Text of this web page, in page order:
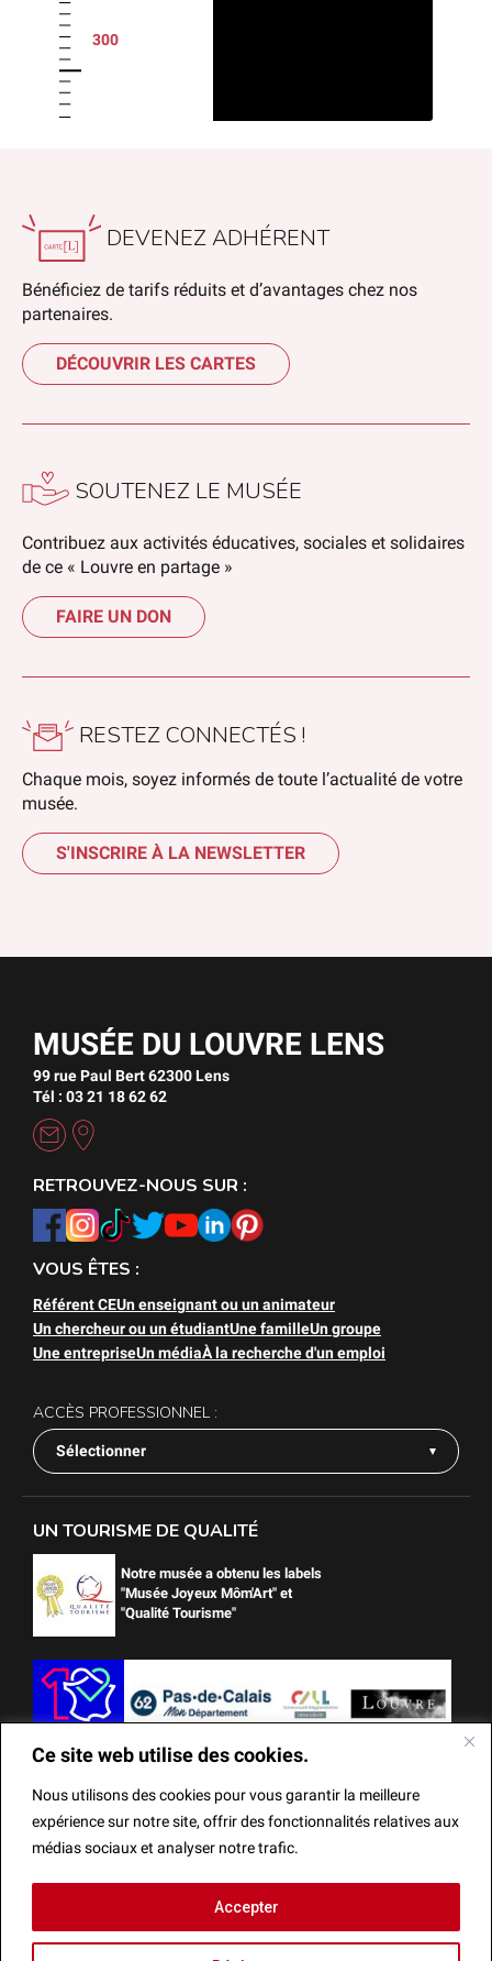
Ce site web utilise des cookies.
Nous utilisons des cookies pour vous garantir la meilleure
expérience sur notre site, offrir des fonctionnalités relatives aux
médias sociaux et analyser notre trafic.
Accepter
300
DEVENEZ ADHÉRENT
Bénéficiez de tarifs réduits et d’avantages chez nos
partenaires.
DÉCOUVRIR LES CARTES
SOUTENEZ LE MUSÉE
Contribuez aux activités éducatives, sociales et solidaires
de ce « Louvre en partage »
FAIRE UN DON
RESTEZ CONNECTÉS !
Chaque mois, soyez informés de toute l’actualité de votre
musée.
S'INSCRIRE À LA NEWSLETTER
MUSÉE DU LOUVRE LENS
99 rue Paul Bert 62300 Lens
Tél : 03 21 18 62 62
RETROUVEZ-NOUS SUR :
VOUS ÊTES :
Référent CEUn enseignant ou un animateur
Un chercheur ou un étudiantUne familleUn groupe
Une entrepriseUn médiaÀ la recherche d'un emploi
ACCÈS PROFESSIONNEL :
Sélectionner
UN TOURISME DE QUALITÉ
Notre musée a obtenu les labels
"Musée Joyeux Môm'Art" et
"Qualité Tourisme"
Mentions LégalesActes administratifs
Ce site web utilise des cookies.
Nous utilisons des cookies pour vous garantir la meilleure